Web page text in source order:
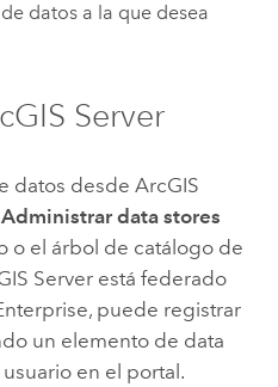
datos a la que desea
Server
datos desde ArcGIS
Administrar data stores
o el árbol de catálogo de
Serverestá federado
, puede registrar
un elemento de data
en el portal.